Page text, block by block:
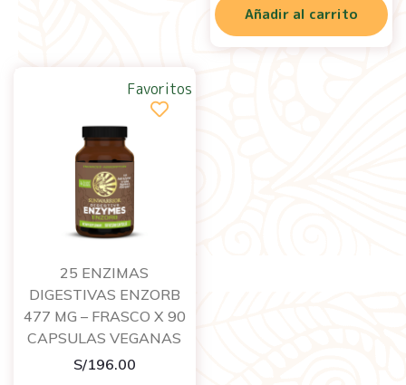
Añadir al carrito
25 ENZIMAS
DIGESTIVAS ENZORB
477 MG – FRASCO X 90
CAPSULAS VEGANAS
S/196.00
Favoritos